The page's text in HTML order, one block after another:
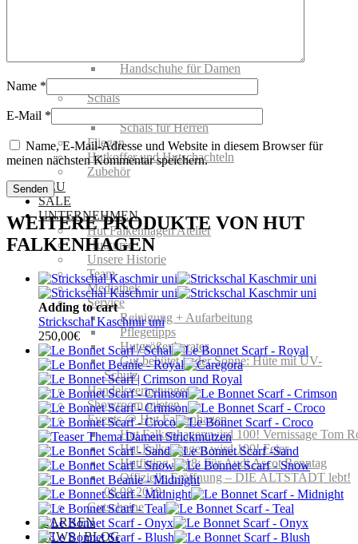
Handschuhe für Damen
Handschuhe für Herren
Schals
Schals für Damen
Schals für Herren
Fliegen
Hutkoffer und Hutschachteln
Zubehör
NEU
SALE
UNTERNEHMEN
Hut Falkenhagen Atelier
Hutkurse
Unsere Historie
Team
Mediathek
Service
Reinigung + Aufarbeitung
Pflegetipps
Hutgrößenberater
Gut behütet in der Sonne: Hüte mit UV-
Schutz
Handelsvertretungen
Showroom mieten
Events @ Hut Falkenhagen
Hut Falkenhagen wird 100! Vernissage Tom
Hut Falkenhagen wird 100! Feier
Hutfitting 2018: Für Audi Ascot Renntag
Offizielle Eröffnung – DIE ALTSTADT lebt!
08.08.2019
Gutscheine
MARKEN
NEWS | BLOG
Name *
E-Mail *
Name, E-Mail-Adresse und Website in diesem Browser für
meinen nächsten Kommentar speichern.
WEITERE PRODUKTE VON HUT
FALKENHAGEN
Adding to cart
Strickschal Kaschmir uni
250,00€